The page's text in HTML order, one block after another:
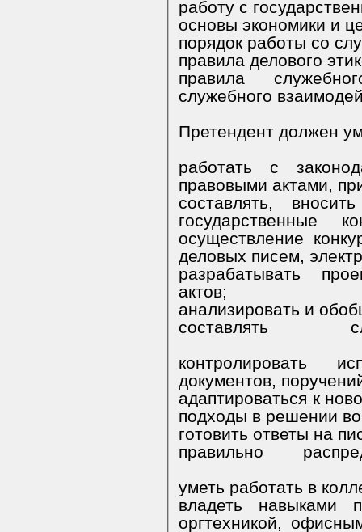
правила делового
правила
служебного
Претендент должен
работать с
составлять, вносить
государственные
осуществление конкурентных процедур, претензий,
деловых писем,
разрабатывать
актов;
составлять
контролировать исполнение
документов,
адаптироваться к новой
подходы в решении
правильно
уметь работать в
владеть навыками
оргтехникой,